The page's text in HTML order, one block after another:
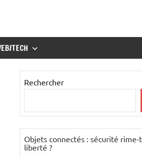
TECH
Rechercher
Objets connectés : sécurité rime-
liberté ?